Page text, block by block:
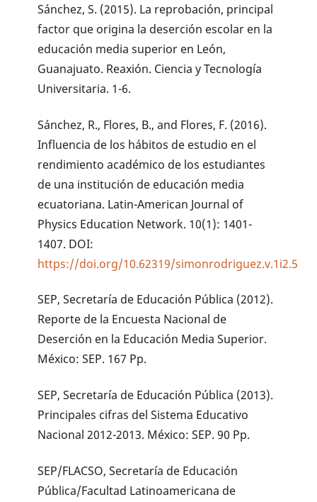
Sánchez, S. (2015). La reprobación, principal
factor que origina la deserción escolar en la
educación media superior en León,
Guanajuato. Reaxión. Ciencia y Tecnología
Universitaria. 1-6.
Sánchez, R., Flores, B., and Flores, F. (2016).
Influencia de los hábitos de estudio en el
rendimiento académico de los estudiantes
de una institución de educación media
ecuatoriana. Latin-American Journal of
Physics Education Network. 10(1): 1401-
1407. DOI:
https://doi.org/10.62319/simonrodriguez.v.1i2.5
SEP, Secretaría de Educación Pública (2012).
Reporte de la Encuesta Nacional de
Deserción en la Educación Media Superior.
México: SEP. 167 Pp.
SEP, Secretaría de Educación Pública (2013).
Principales cifras del Sistema Educativo
Nacional 2012-2013. México: SEP. 90 Pp.
SEP/FLACSO, Secretaría de Educación
Pública/Facultad Latinoamericana de